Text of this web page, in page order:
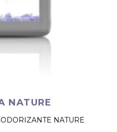
NATURE
NATURE